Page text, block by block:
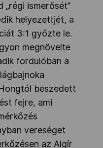
„régi ismerősét”
helyezettjét, a
3:1 győzte le.
megnövelte
fordulóban a
beszedett
fejre, ami
vereséget
az Algír